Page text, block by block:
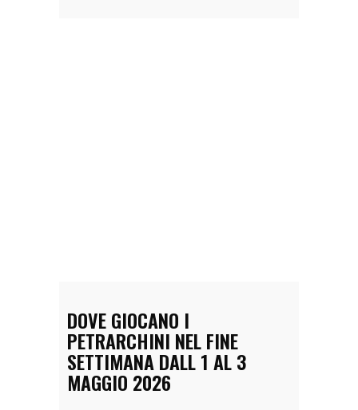
DOVE GIOCANO I
PETRARCHINI NEL FINE
SETTIMANA DALL 1 AL 3
MAGGIO 2026